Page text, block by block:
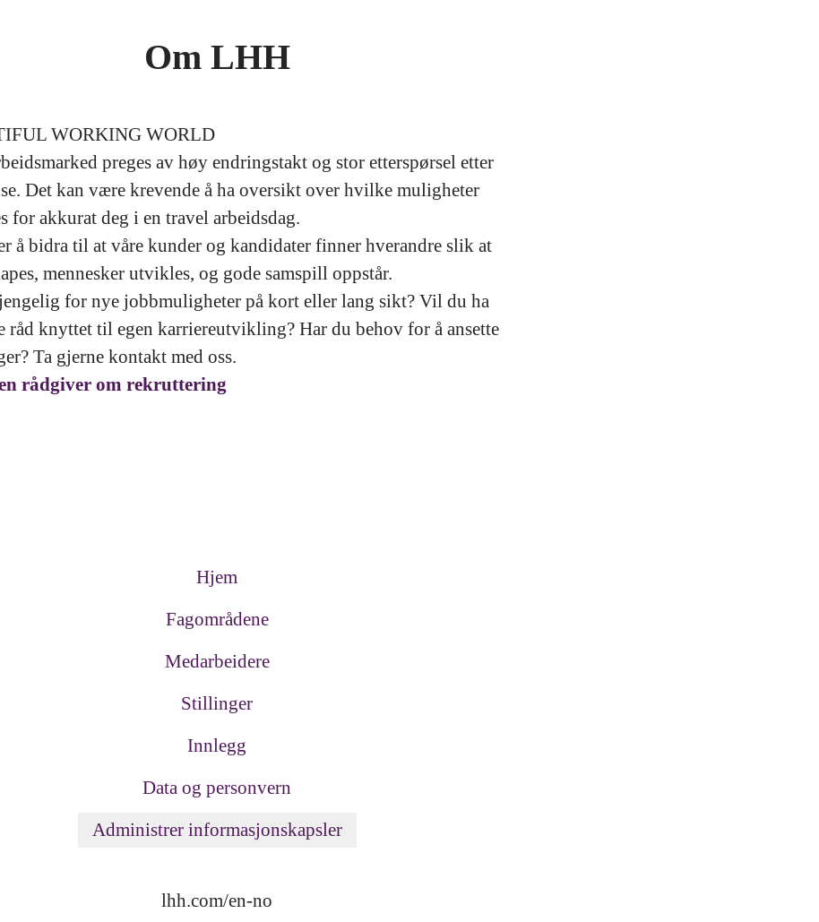
Om LHH
WORKING WORLD
preges av høy endringstakt og stor etterspørsel etter
Det kan være krevende å ha oversikt over hvilke muligheter
for akkurat deg i en travel arbeidsdag.
å bidra til at våre kunder og kandidater finner hverandre slik at
mennesker utvikles, og gode samspill oppstår.
for nye jobbmuligheter på kort eller lang sikt? Vil du ha
råd knyttet til egen karriereutvikling? Har du behov for å ansette
Ta gjerne kontakt med oss.
rådgiver om rekruttering
Hjem
Fagområdene
Medarbeidere
Stillinger
Innlegg
Data og personvern
Administrer informasjonskapsler
lhh.com/en-no